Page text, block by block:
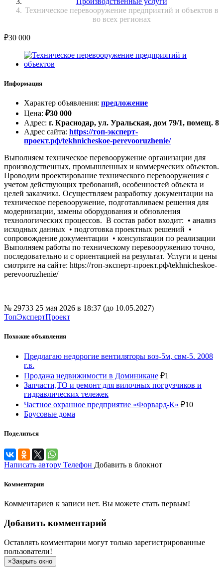
Техническое перевооружение предприятий и объектов в
во всех регионах
₽30 000
Информация
Характер объявления: предложение
Цена: ₽30 000
Адрес: г. Краснодар, ул. Уральская, дом 79/1, помещ. 8
Адрес сайта: https://топ-эксперт-
проект.рф/tekhnicheskoe-perevooruzhenie/
Выполняем техническое перевооружение организации для
производственных, промышленных и коммерческих объектов.
Проводим проектирование технического перевооружения с
учетом действующих требований, особенностей объекта и
целей заказчика. Осуществляем разработку документации на
техническое перевооружение, подготавливаем решения для
модернизации, замены оборудования и обновления
технологических процессов. В состав работ входит: • анализ
исходных данных • подготовка проектных решений •
сопровождение документации • консультации по реализации
Выполняем работы по техническому перевооружению точно,
последовательно и с ориентацией на результат. Услуги и цены
смотрите на сайте: https://топ-эксперт-проект.рф/tekhnicheskoe-
perevooruzhenie/
№ 29733 25 мая 2026 в 18:37 (до 10.05.2027)
ТопЭкспертПроект
Похожие объявления
Предлагаю недорогие вентиляторы воэ-5м, свм-5. 2008
г.в.
Продажа недвижимости в Доминикане ₽1
Запчасти,ТО и ремонт для вилочных погрузчиков и
гидравлических тележек
Частное охранное предприятие «Форвард-К» ₽10
Брусовые дома
Поделиться
Написать автору Телефон Добавить в блокнот
Комментарии
Комментариев к записи нет. Вы можете стать первым!
Добавить комментарий
Оставлять комментарии могут только зарегистрированные
пользователи!
×Закрыть окно